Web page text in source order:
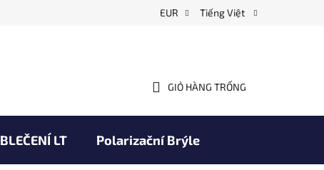
EUR Tiếng Việt
GIỎ GIỎ HÀNG TRỐNG
LT Polarizační Brýle